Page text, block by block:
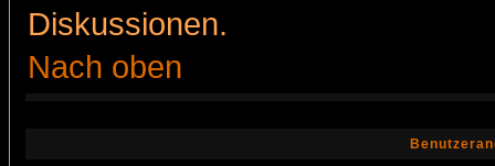
Diskussionen.
Nach oben